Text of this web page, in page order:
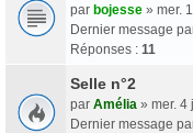
par bojesse » mer.
Dernier message
Réponses : 11
Selle n°2
par Amélia » mer. 4
Dernier message